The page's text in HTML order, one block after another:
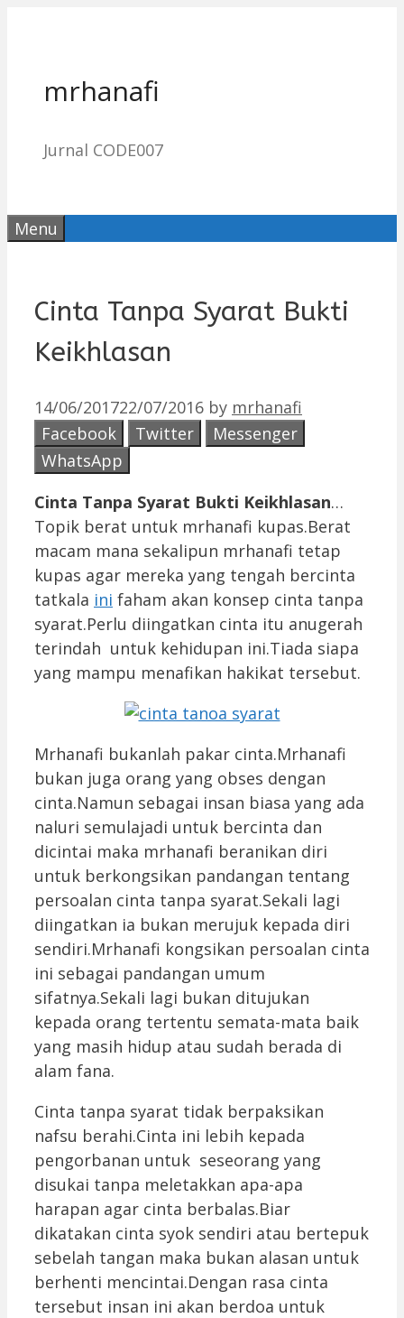
mrhanafi
Jurnal CODE007
Menu
Cinta Tanpa Syarat Bukti
Keikhlasan
14/06/201722/07/2016 by mrhanafi
Facebook
Twitter
Messenger
WhatsApp
Cinta Tanpa Syarat Bukti Keikhlasan…
Topik berat untuk mrhanafi kupas.Berat
macam mana sekalipun mrhanafi tetap
kupas agar mereka yang tengah bercinta
tatkala ini faham akan konsep cinta tanpa
syarat.Perlu diingatkan cinta itu anugerah
terindah untuk kehidupan ini.Tiada siapa
yang mampu menafikan hakikat tersebut.
Mrhanafi bukanlah pakar cinta.Mrhanafi
bukan juga orang yang obses dengan
cinta.Namun sebagai insan biasa yang ada
naluri semulajadi untuk bercinta dan
dicintai maka mrhanafi beranikan diri
untuk berkongsikan pandangan tentang
persoalan cinta tanpa syarat.Sekali lagi
diingatkan ia bukan merujuk kepada diri
sendiri.Mrhanafi kongsikan persoalan cinta
ini sebagai pandangan umum
sifatnya.Sekali lagi bukan ditujukan
kepada orang tertentu semata-mata baik
yang masih hidup atau sudah berada di
alam fana.
Cinta tanpa syarat tidak berpaksikan
nafsu berahi.Cinta ini lebih kepada
pengorbanan untuk seseorang yang
disukai tanpa meletakkan apa-apa
harapan agar cinta berbalas.Biar
dikatakan cinta syok sendiri atau bertepuk
sebelah tangan maka bukan alasan untuk
berhenti mencintai.Dengan rasa cinta
tersebut insan ini akan berdoa untuk